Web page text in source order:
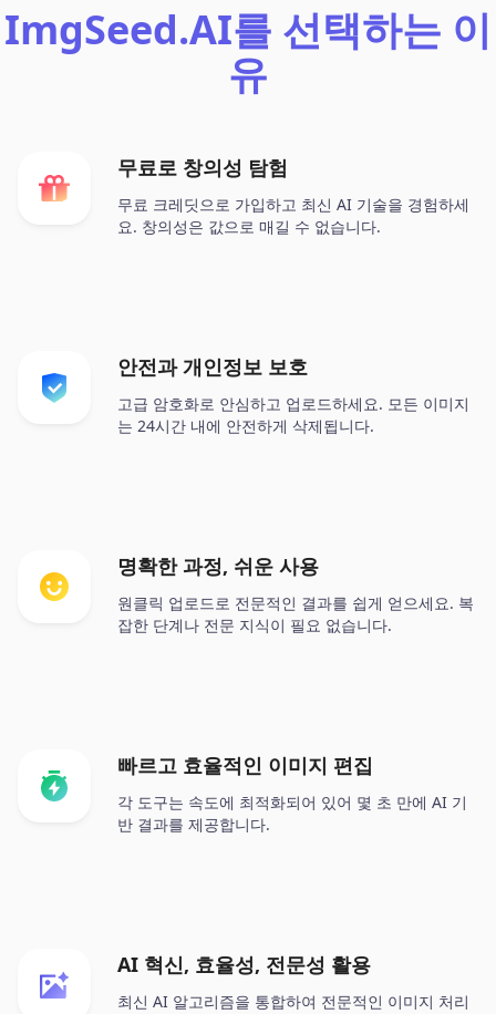
ImgSeed.AI를 선택하는 이
유
무료로 창의성 탐험
무료 크레딧으로 가입하고 최신 AI 기술을 경험하세
요. 창의성은 값으로 매길 수 없습니다.
안전과 개인정보 보호
고급 암호화로 안심하고 업로드하세요. 모든 이미지
는 24시간 내에 안전하게 삭제됩니다.
명확한 과정, 쉬운 사용
원클릭 업로드로 전문적인 결과를 쉽게 얻으세요. 복
잡한 단계나 전문 지식이 필요 없습니다.
빠르고 효율적인 이미지 편집
각 도구는 속도에 최적화되어 있어 몇 초 만에 AI 기
반 결과를 제공합니다.
AI 혁신, 효율성, 전문성 활용
최신 AI 알고리즘을 통합하여 전문적인 이미지 처리